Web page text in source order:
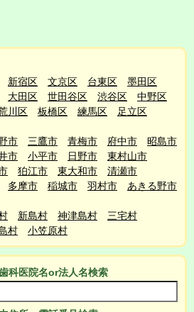
新宿区 文京区 台東区
墨田区
大田区 世田谷区 渋谷区
中野区
川区 板橋区 練馬区
足立区
市 三鷹市 青梅市 府中市
昭島市
市 小平市 日野市
東村山市
狛江市 東大和市
清瀬市
多摩市 稲城市 羽村市
あきる野市
新島村 神津島村
三宅村
村 小笠原村
科医院名or法人名検索